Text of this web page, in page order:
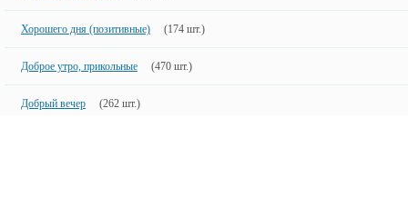
Хорошего дня (позитивные) (174 шт.)
Доброе утро, прикольные (470 шт.)
Добрый вечер (262 шт.)